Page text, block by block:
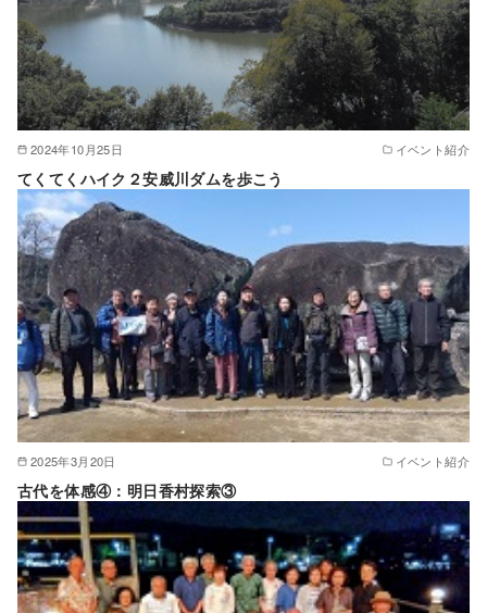
2024年10月25日 イベント紹介
てくてくハイク２安威川ダムを歩こう
2025年3月20日 イベント紹介
古代を体感④：明日香村探索③